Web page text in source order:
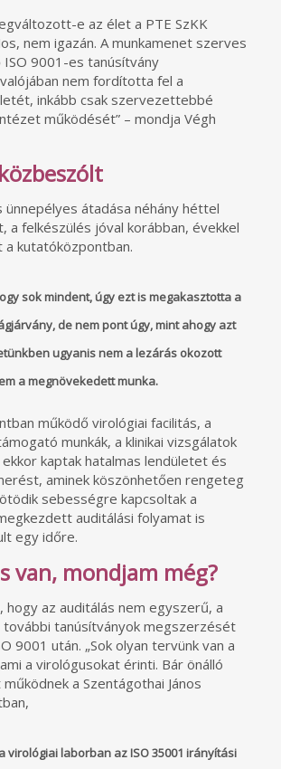
e az élet a PTE SzKK
nem igazán. A munkamenet szerves
9001-es tanúsítvány
nem fordította fel a
inkább csak szervezettebbé
működését” – mondja Végh
ünnepélyes átadása néhány héttel
felkészülés jóval korábban, évekkel
kutatóközpontban.
sok mindent, úgy ezt is megakasztotta a
de nem pont úgy, mint ahogy azt
ugyanis nem a lezárás okozott
a megnövekedett munka.
működő virológiai facilitás, a
munkák, a klinikai vizsgálatok
kaptak hatalmas lendületet és
aminek köszönhetően rengeteg
sebességre kapcsoltak a
auditálási folyamat is
egy időre.
van, mondjam még?
hogy az auditálás nem egyszerű, a
tanúsítványok megszerzését
9001 után. „Sok olyan tervünk van a
a virológusokat érinti. Bár önálló
a Szentágothai János
virológiai laborban az ISO 35001 irányítási